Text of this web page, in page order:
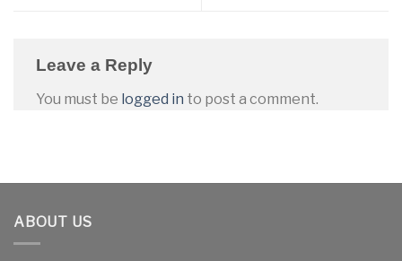
Leave a Reply
You must be logged in to post a comment.
ABOUT US